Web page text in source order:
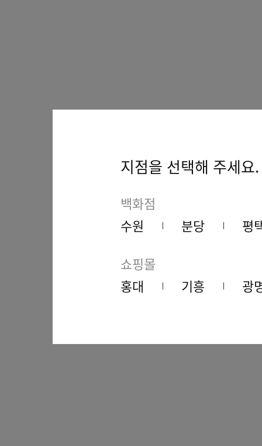
지점을 선택해 주세요.
백화점
수원
분당 평
쇼핑몰
홍대
기흥 광